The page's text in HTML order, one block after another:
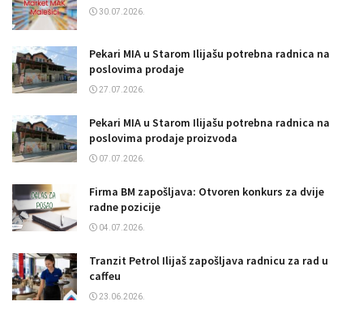
30.07.2026.
Pekari MIA u Starom Ilijašu potrebna radnica na
poslovima prodaje
27.07.2026.
Pekari MIA u Starom Ilijašu potrebna radnica na
poslovima prodaje proizvoda
07.07.2026.
Firma BM zapošljava: Otvoren konkurs za dvije
radne pozicije
04.07.2026.
Tranzit Petrol Ilijaš zapošljava radnicu za rad u
caffeu
23.06.2026.